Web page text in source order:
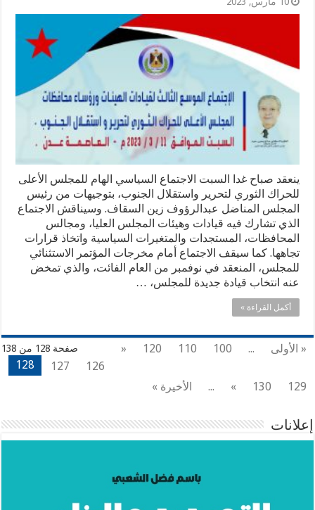
ينعقد صباح غدا السبت الاجتماع السياسي الهام للمجلس الأعلى
للحراك الثوري لتحرير واستقلال الجنوب، بتوجيهات من رئيس
المجلس المناضل عبدالرؤوف زين السقاف. وسيناقش الاجتماع
الذي تشارك فيه قيادات وهيئات المجلس العليا، ومجالس
المحافظات، المستجدات والمتغيرات السياسية واتخاذ قرارات
تجاهها. كما سيقف الاجتماع أمام مخرجات المؤتمر الاستثنائي
للمجلس، المنعقد في نوفمبر من العام الفائت، والذي تمخض
عنه انتخاب قيادة جديدة للمجلس، …
أكمل القراءة »
صفحة 128 من 138 « الأولى ...
100
110
120
«
126
127
128
129
130
»
... الأخيرة »
إعلانات